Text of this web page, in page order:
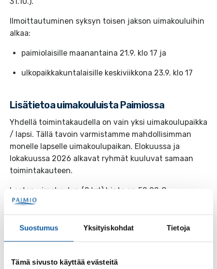
Suostumus Yksityiskohdat Tietoja
Tämä sivusto käyttää evästeitä
Ilmoittautuminen syksyn toisen jakson uimakouluihin
alkaa:
paimiolaisille maanantaina 21.9. klo 17 ja
ulkopaikkakuntalaisille keskiviikkona 23.9. klo 17
Lisätietoa uimakouluista Paimiossa
Yhdellä toimintakaudella on vain yksi uimakoulupaikka
/ lapsi. Tällä tavoin varmistamme mahdollisimman
monelle lapselle uimakoulupaikan. Elokuussa ja
lokakuussa 2026 alkavat ryhmät kuuluvat samaan
toimintakauteen.
Lasten uimakoulun (8 krt) hinta on 50,00 €.
Kurssimaksu maksetaan uimahallin kassalle
ensimmäisen uintikerran yhteydessä. Allasaika n. 30
minuuttia. Yksi ryhmä / lapsi.